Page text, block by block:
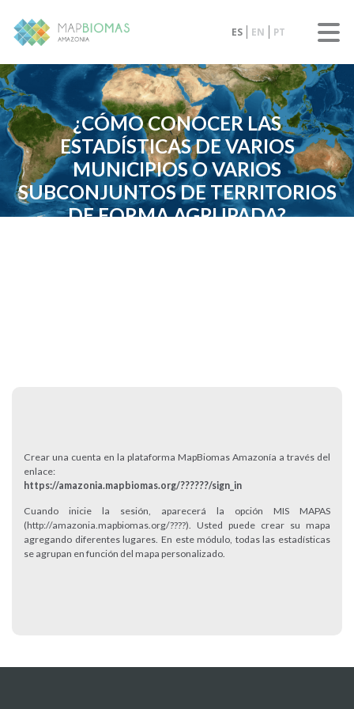
ES EN PT
¿CÓMO CONOCER LAS
ESTADÍSTICAS DE VARIOS
MUNICIPIOS O VARIOS
SUBCONJUNTOS DE TERRITORIOS
DE FORMA AGRUPADA?
Crear una cuenta en la plataforma MapBiomas Amazonía a través del
enlace:
https://amazonia.mapbiomas.org/??????/sign_in
Cuando inicie la sesión, aparecerá la opción MIS MAPAS
(http://amazonia.mapbiomas.org/????). Usted puede crear su mapa
agregando diferentes lugares. En este módulo, todas las estadísticas
se agrupan en función del mapa personalizado.